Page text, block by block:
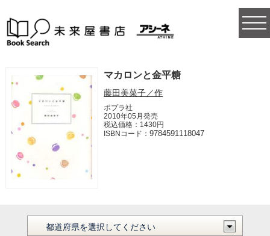
マカロンと金平糖
藤田美菜子／作
ポプラ社
2010年05月発売
税込価格：1430円
ISBNコード：9784591118047